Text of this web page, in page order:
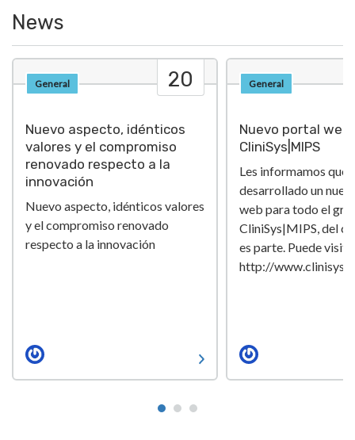
News
20
General
Nuevo aspecto, idénticos
valores y el compromiso
renovado respecto a la
innovación
Nuevo aspecto, idénticos valores
y el compromiso renovado
respecto a la innovación
General
Nuevo portal web
CliniSys|MIPS
Les informamos que
desarrollado un
web para todo el
CliniSys|MIPS, del
es parte. Puede
http://